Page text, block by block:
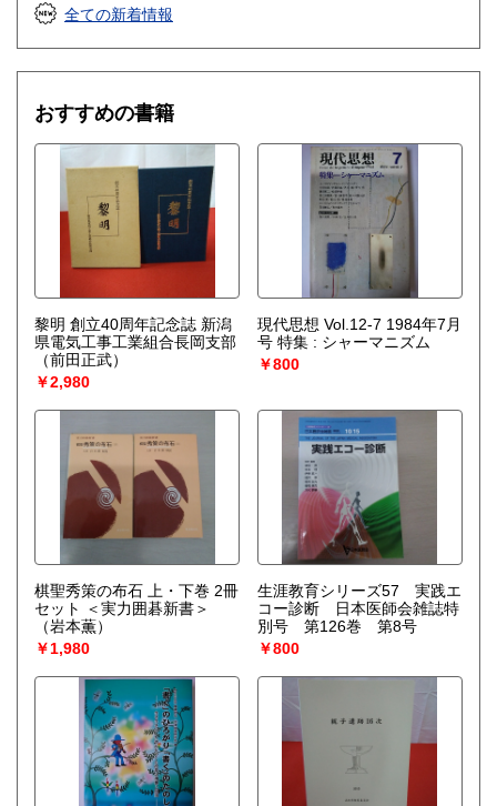
全ての新着情報
おすすめの書籍
黎明 創立40周年記念誌 新潟
県電気工事工業組合長岡支部
（前田正武）
￥2,980
現代思想 Vol.12-7 1984年7月
号 特集 : シャーマニズム
￥800
棋聖秀策の布石 上・下巻 2冊
セット ＜実力囲碁新書＞
（岩本薫）
￥1,980
生涯教育シリーズ57 実践エ
コー診断 日本医師会雑誌特
別号 第126巻 第8号
￥800